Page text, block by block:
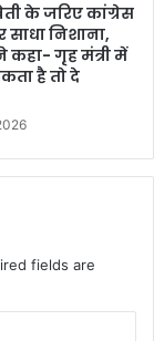
के जरिए कांग्रेस
निशाना,
गृह मंत्री में
है तो दे
fields are